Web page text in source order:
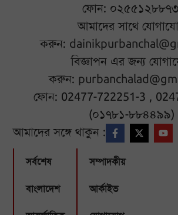
ফোন:
আমাদের সাথে
করুন:
বিজ্ঞাপন এর জন্য
করুন:
ফোন: 02477-722251-3 ,
(০১৭৮১-৮৮৪৪৯৯)
আমাদের সঙ্গে থাকুন :
সর্বশেষ
বাংলাদেশ
সম্পাদকীয়
আর্কাইভ